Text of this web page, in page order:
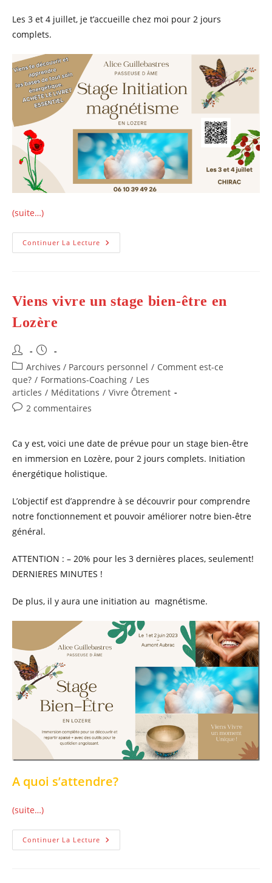
Les 3 et 4 juillet, je t’accueille chez moi pour 2 jours
complets.
(suite…)
Continuer La Lecture Stage
D’initiation
2023
Viens vivre un stage bien-être en
Lozère
Auteur/autrice
de
la
publication :
Publication
publiée :
Post
category:
Archives / Parcours personnel / Comment est-ce
que? / Formations-Coaching / Les
articles / Méditations / Vivre Ôtrement
Commentaires
publication :
2 commentaires
Ca y est, voici une date de prévue pour un stage bien-être
en immersion en Lozère, pour 2 jours complets. Initiation
énergétique holistique.
L’objectif est d’apprendre à se découvrir pour comprendre
notre fonctionnement et pouvoir améliorer notre bien-être
général.
ATTENTION : – 20% pour les 3 dernières places, seulement!
DERNIERES MINUTES !
De plus, il y aura une initiation au magnétisme.
A quoi s’attendre?
(suite…)
Continuer La Lecture Viens
Vivre